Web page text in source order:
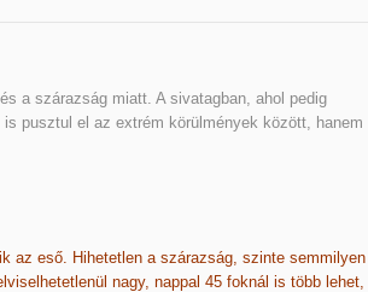
a szárazság miatt. A sivatagban, ahol pedig
pusztul el az extrém körülmények között, hanem
az eső. Hihetetlen a szárazság, szinte semmilyen
nagy, nappal 45 foknál is több lehet,